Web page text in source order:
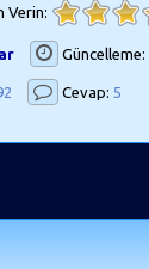
Verin:
Güncelleme:
Cevap: 5